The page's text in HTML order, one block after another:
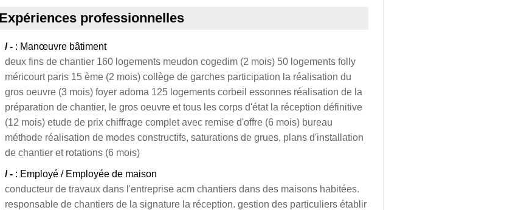
Expériences professionnelles
/ - : Manœuvre bâtiment
deux fins de chantier 160 logements meudon cogedim (2 mois) 50 logements folly
méricourt paris 15 ème (2 mois) collège de garches participation la réalisation du
gros oeuvre (3 mois) foyer adoma 125 logements corbeil essonnes réalisation de la
préparation de chantier, le gros oeuvre et tous les corps d'état la réception définitive
(12 mois) etude de prix chiffrage complet avec remise d'offre (6 mois) bureau
méthode réalisation de modes constructifs, saturations de grues, plans d'installation
de chantier et rotations (6 mois)
/ - : Employé / Employée de maison
conducteur de travaux dans l'entreprise acm chantiers dans des maisons habitées.
responsable de chantiers de la signature la réception. gestion des particuliers établir